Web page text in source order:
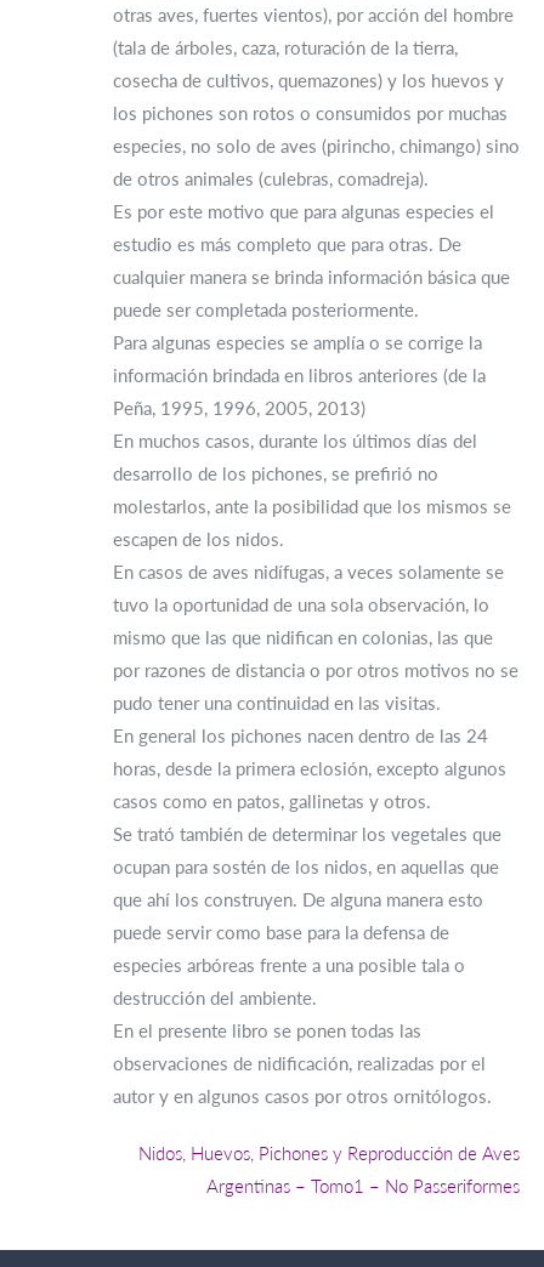
otras aves, fuertes vientos), por acción del hombre
(tala de árboles, caza, roturación de la tierra,
cosecha de cultivos, quemazones) y los huevos y
los pichones son rotos o consumidos por muchas
especies, no solo de aves (pirincho, chimango) sino
de otros animales (culebras, comadreja).
Es por este motivo que para algunas especies el
estudio es más completo que para otras. De
cualquier manera se brinda información básica que
puede ser completada posteriormente.
Para algunas especies se amplía o se corrige la
información brindada en libros anteriores (de la
Peña, 1995, 1996, 2005, 2013)
En muchos casos, durante los últimos días del
desarrollo de los pichones, se prefirió no
molestarlos, ante la posibilidad que los mismos se
escapen de los nidos.
En casos de aves nidífugas, a veces solamente se
tuvo la oportunidad de una sola observación, lo
mismo que las que nidifican en colonias, las que
por razones de distancia o por otros motivos no se
pudo tener una continuidad en las visitas.
En general los pichones nacen dentro de las 24
horas, desde la primera eclosión, excepto algunos
casos como en patos, gallinetas y otros.
Se trató también de determinar los vegetales que
ocupan para sostén de los nidos, en aquellas que
que ahí los construyen. De alguna manera esto
puede servir como base para la defensa de
especies arbóreas frente a una posible tala o
destrucción del ambiente.
En el presente libro se ponen todas las
observaciones de nidificación, realizadas por el
autor y en algunos casos por otros ornitólogos.
Nidos, Huevos, Pichones y Reproducción de Aves
Argentinas – Tomo1 – No Passeriformes